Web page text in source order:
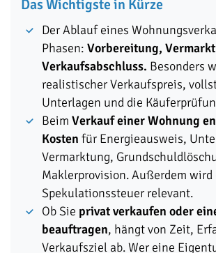
Das Wichtigste in Kürze
Der Ablauf eines
Phasen: Vorbereitung,
Verkaufsabschluss. Besonders
realistischer Verkaufspreis,
Unterlagen und die
Beim Verkauf einer Wohnung
Kosten für Energieausweis,
Vermarktung,
Maklerprovision. Außerdem wird
Spekulationssteuer relevant.
Ob Sie privat verkaufen oder
beauftragen, hängt von Zeit,
Verkaufsziel ab. Wer eine